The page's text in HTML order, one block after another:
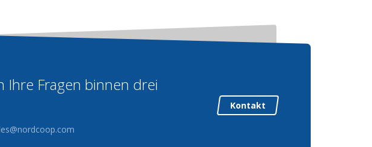
Ihre Fragen binnen drei
Kontakt